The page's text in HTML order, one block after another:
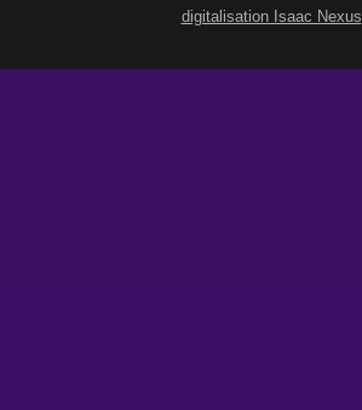
digitalisation Isaac Nexus